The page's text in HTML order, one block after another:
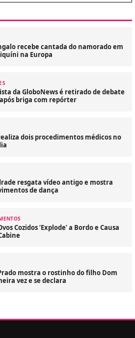
recebe cantada do namorado em
na Europa
da GloboNews é retirado de debate
briga com repórter
dois procedimentos médicos no
resgata vídeo antigo e mostra
de dança
Cozidos ‘Explode’ a Bordo e Causa
mostra o rostinho do filho Dom
vez e se declara